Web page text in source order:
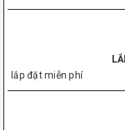
lắp đặt miễn phí